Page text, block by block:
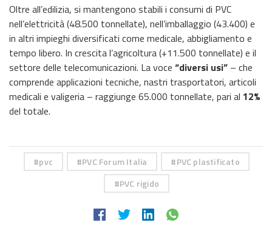
Oltre all’edilizia, si mantengono stabili i consumi di PVC
nell’elettricità (48.500 tonnellate), nell’imballaggio (43.400) e
in altri impieghi diversificati come medicale, abbigliamento e
tempo libero. In crescita l’agricoltura (+11.500 tonnellate) e il
settore delle telecomunicazioni. La voce “diversi usi” – che
comprende applicazioni tecniche, nastri trasportatori, articoli
medicali e valigeria – raggiunge 65.000 tonnellate, pari al 12%
del totale.
pvc PVC Forum Italia
PVC plastificato
PVC rigido